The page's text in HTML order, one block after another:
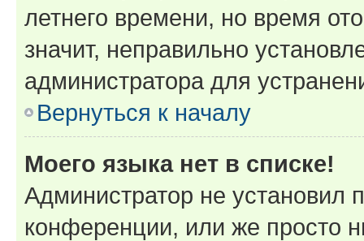
летнего времени, но время
значит, неправильно
администратора для
Вернуться к началу
Моего языка нет в списке!
Администратор не установил
конференции, или же просто